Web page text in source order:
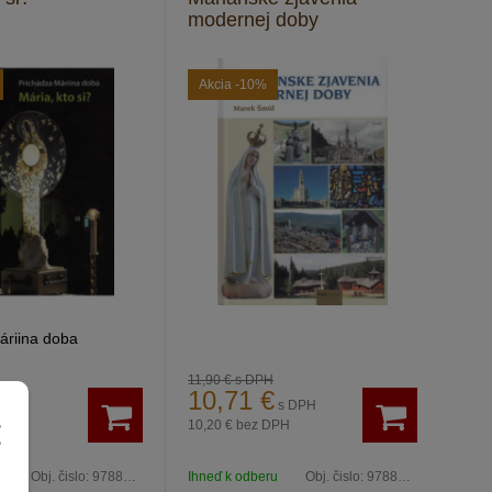
doba
Obj. čislo: 9788057013884
modernej doby
Akcia -10%
11,90 €s DPH
10,71 € s DPH
10,20 € bez DPH
Ihneď k odberu Obj. čislo: 9788082180261